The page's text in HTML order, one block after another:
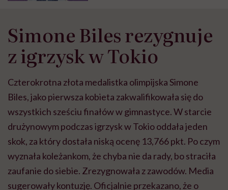
Simone Biles rezygnuje
z igrzysk w Tokio
Czterokrotna złota medalistka olimpijska Simone
Biles, jako pierwsza kobieta zakwalifikowała się do
wszystkich sześciu finałów w gimnastyce. W starcie
drużynowym podczas igrzysk w Tokio oddała jeden
skok, za który dostała niską ocenę 13,766 pkt. Po czym
wyznała koleżankom, że chyba nie da rady, bo straciła
zaufanie do siebie. Zrezygnowała z zawodów. Media
sugerowały kontuzję. Oficjalnie przekazano, że o